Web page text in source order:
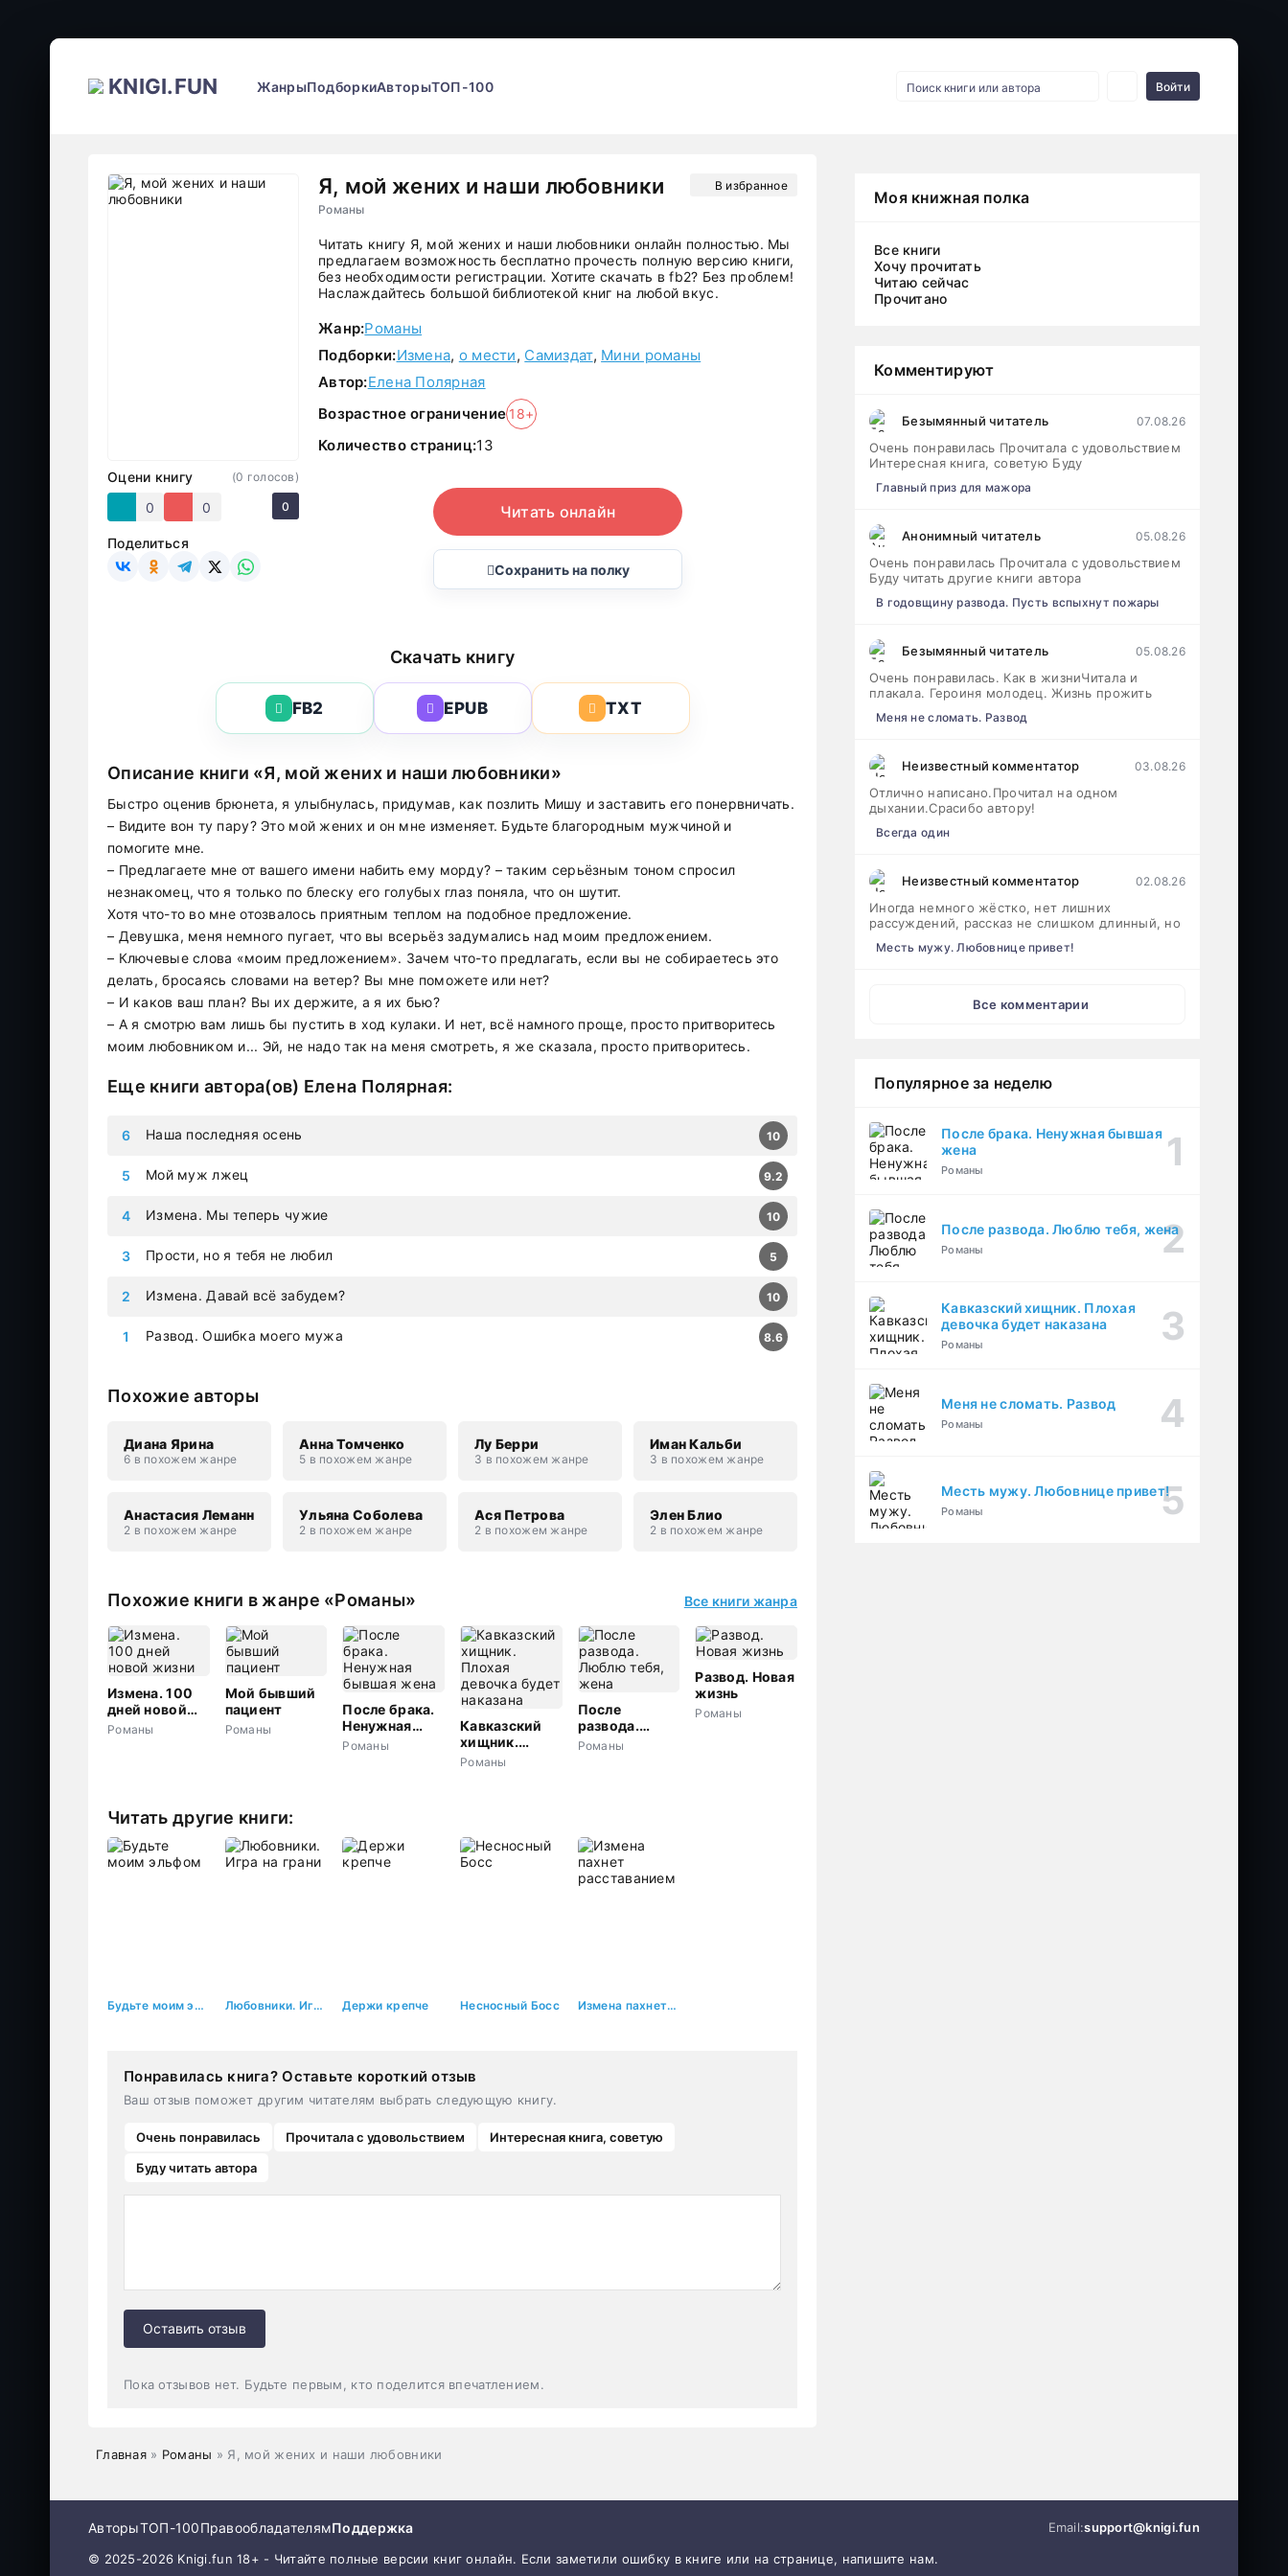
KNIGI.FUN ЖанрыПодборкиАвторыТОП-100 Войти
Я, мой жених и наши любовники
Романы
В избранное
Оцени книгу
0
0
(0 голосов)
0
Поделиться
Читать книгу Я, мой жених и наши любовники онлайн полностью. Мы
предлагаем возможность бесплатно прочесть полную версию книги,
без необходимости регистрации. Хотите скачать в fb2? Без проблем!
Наслаждайтесь большой библиотекой книг на любой вкус.
Жанр:Романы
Подборки:Измена, о мести, Самиздат, Мини романы
Автор:Елена Полярная
Возрастное ограничение 18+
Количество страниц:13
Читать онлайн
Сохранить на полку
Скачать книгу
FB2 EPUB TXT
Описание книги «Я, мой жених и наши любовники»
Быстро оценив брюнета, я улыбнулась, придумав, как позлить Мишу и заставить его понервничать.
– Видите вон ту пару? Это мой жених и он мне изменяет. Будьте благородным мужчиной и
помогите мне.
– Предлагаете мне от вашего имени набить ему морду? – таким серьёзным тоном спросил
незнакомец, что я только по блеску его голубых глаз поняла, что он шутит.
Хотя что-то во мне отозвалось приятным теплом на подобное предложение.
– Девушка, меня немного пугает, что вы всерьёз задумались над моим предложением.
– Ключевые слова «моим предложением». Зачем что-то предлагать, если вы не собираетесь это
делать, бросаясь словами на ветер? Вы мне поможете или нет?
– И каков ваш план? Вы их держите, а я их бью?
– А я смотрю вам лишь бы пустить в ход кулаки. И нет, всё намного проще, просто притворитесь
моим любовником и... Эй, не надо так на меня смотреть, я же сказала, просто притворитесь.
Еще книги автора(ов) Елена Полярная:
Развод. Ошибка моего мужа 8.6
Измена. Давай всё забудем? 10
Прости, но я тебя не любил 5
Измена. Мы теперь чужие 10
Мой муж лжец 9.2
Наша последняя осень 10
Похожие авторы
Диана Ярина
6 в похожем жанре
Анна Томченко
5 в похожем жанре
Лу Берри
3 в похожем жанре
Иман Кальби
3 в похожем жанре
Анастасия Леманн
2 в похожем жанре
Ульяна Соболева
2 в похожем жанре
Ася Петрова
2 в похожем жанре
Элен Блио
2 в похожем жанре
Похожие книги в жанре «Романы» Все книги жанра
Измена. 100
дней новой
жизни
Романы
Мой бывший
пациент
Романы
После брака.
Ненужная
бывшая жена
Романы
Кавказский
хищник.
Плохая
Романы
После
развода.
Люблю тебя,
Романы
Развод. Новая
жизнь
Романы
Читать другие книги:
Будьте моим эльфом Любовники. Игра на грани Держи крепче Несносный Босс Измена пахнет расставанием
Понравилась книга? Оставьте короткий отзыв
Ваш отзыв поможет другим читателям выбрать следующую книгу.
Очень понравилась Прочитала с удовольствием
Интересная книга, советую
Буду читать автора
Оставить отзыв
Пока отзывов нет. Будьте первым, кто поделится впечатлением.
Главная» Романы » Я, мой жених и наши любовники
Моя книжная полка
Все книги
Хочу прочитать
Читаю сейчас
Прочитано
Комментируют
Безымянный читатель 07.08.26
Очень понравилась Прочитала с удовольствием
Интересная книга, советую Буду
Главный приз для мажора
Анонимный читатель 05.08.26
Очень понравилась Прочитала с удовольствием
Буду читать другие книги автора
В годовщину развода. Пусть вспыхнут пожары
Безымянный читатель 05.08.26
Очень понравилась. Как в жизниЧитала и
плакала. Героиня молодец. Жизнь прожить
Меня не сломать. Развод
Неизвестный комментатор 03.08.26
Отлично написано.Прочитал на одном
дыхании.Срасибо автору!
Всегда один
Неизвестный комментатор 02.08.26
Иногда немного жёстко, нет лишних
рассуждений, рассказ не слишком длинный, но
Месть мужу. Любовнице привет!
Все комментарии
Популярное за неделю
После брака. Ненужная бывшая
жена
Романы
После развода. Люблю тебя, жена
Романы
Кавказский хищник. Плохая
девочка будет наказана
Романы
Меня не сломать. Развод
Романы
Месть мужу. Любовнице привет!
Романы
АвторыТОП-100ПравообладателямПоддержка Email:support@knigi.fun
© 2025-2026 Knigi.fun 18+ - Читайте полные версии книг онлайн. Если заметили ошибку в книге или на странице, напишите нам.